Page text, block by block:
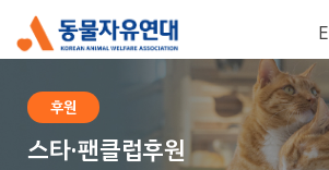
후원
스타·팬클럽후원